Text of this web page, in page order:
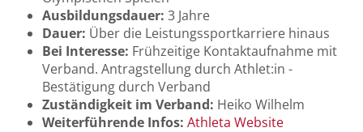
Ausbildungsdauer: 3 Jahre
Dauer: Über die Leistungssportkarriere hinaus
Bei Interesse: Frühzeitige Kontaktaufnahme mit
Verband. Antragstellung durch Athlet:in -
Bestätigung durch Verband
Zuständigkeit im Verband: Heiko Wilhelm
Weiterführende Infos: Athleta Website